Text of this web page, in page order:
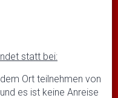
statt bei:
Ort teilnehmen von
es ist keine Anreise